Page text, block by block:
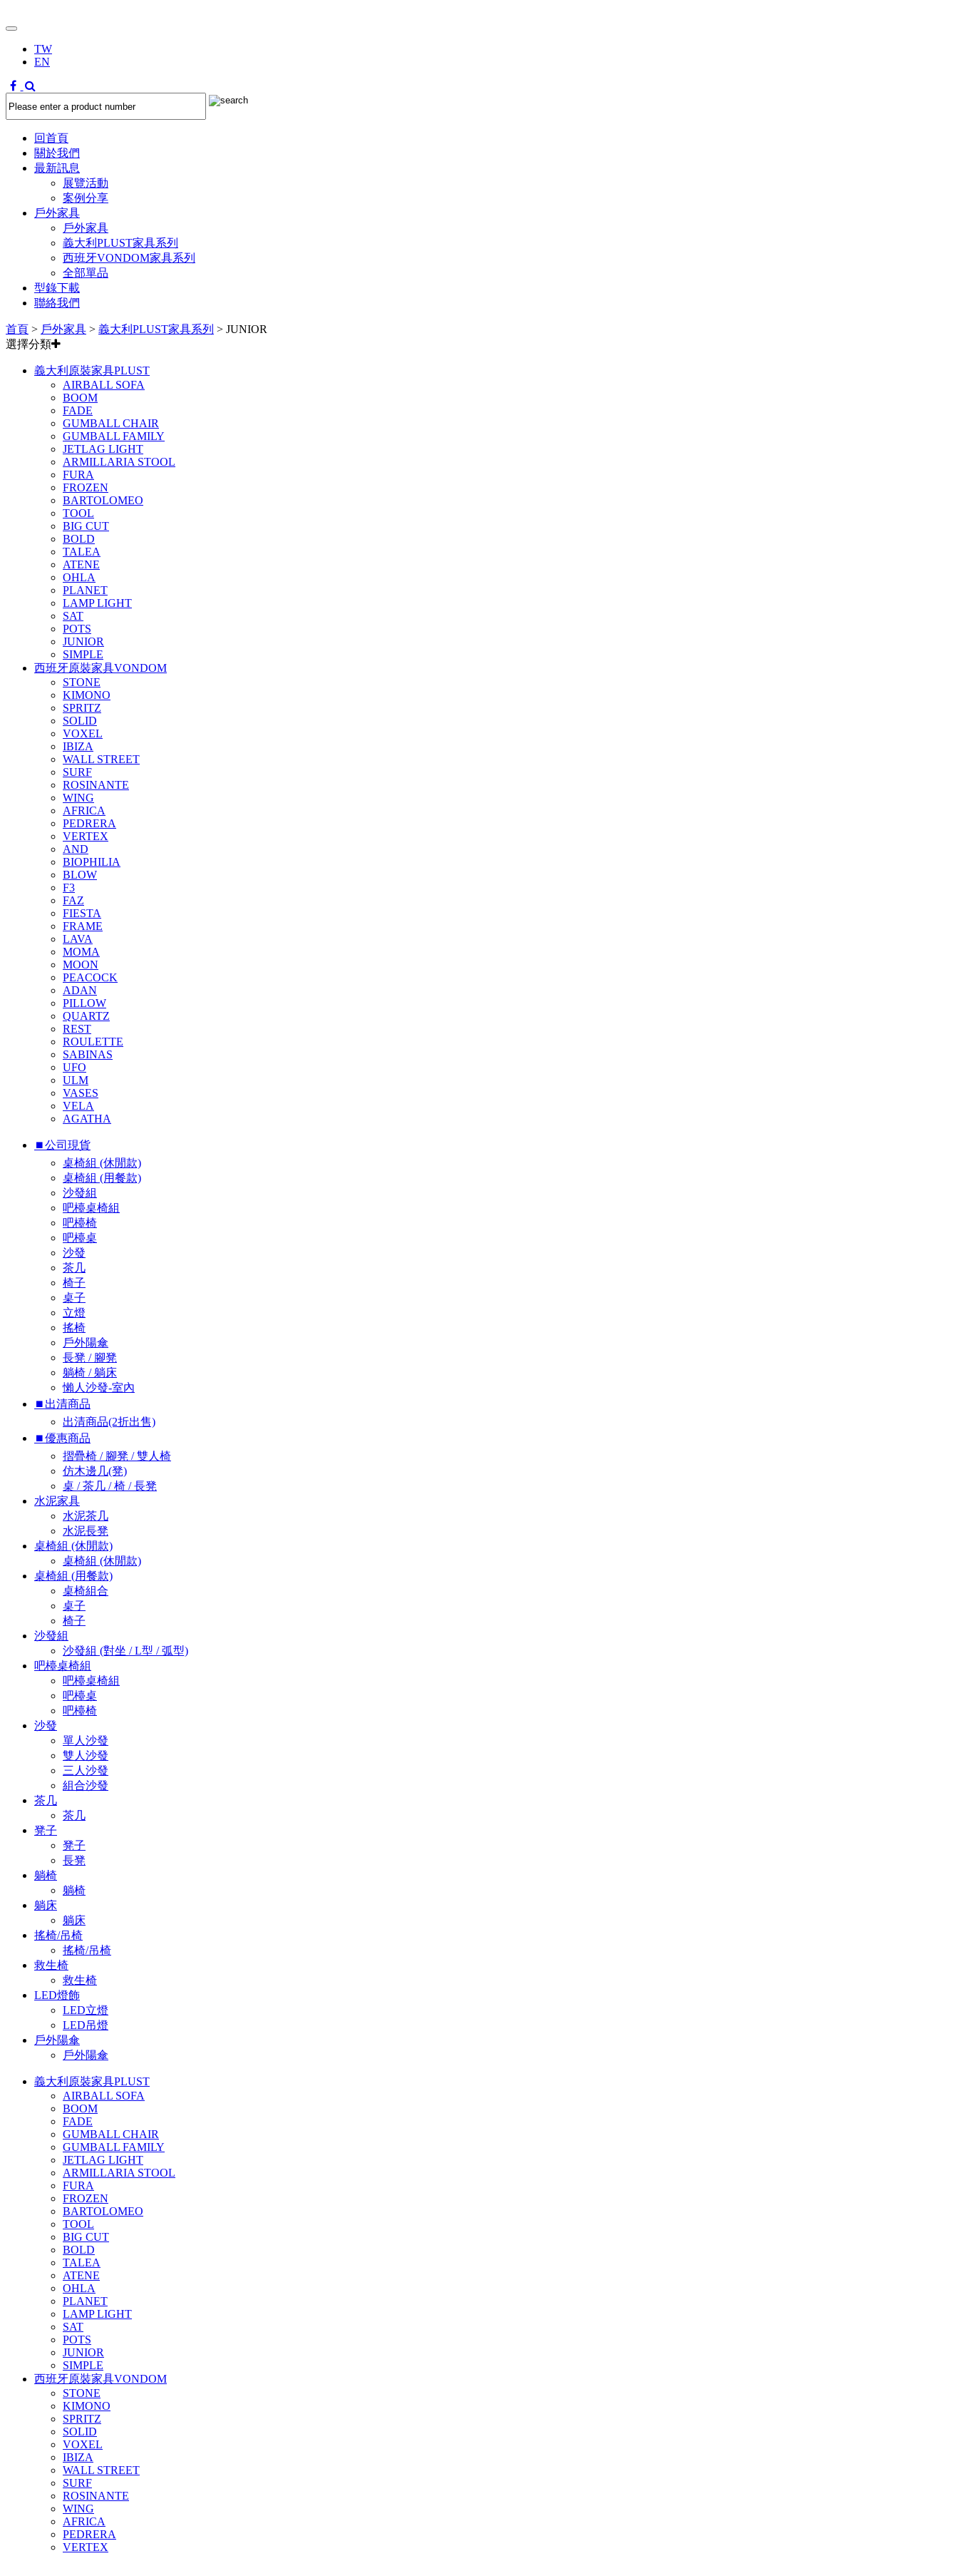
TW
EN
回首頁
關於我們
最新訊息
展覽活動
案例分享
戶外家具
戶外家具
義大利PLUST家具系列
西班牙VONDOM家具系列
全部單品
型錄下載
聯絡我們
首頁 > 戶外家具 > 義大利PLUST家具系列 > JUNIOR
選擇分類
義大利原裝家具PLUST
AIRBALL SOFA
BOOM
FADE
GUMBALL CHAIR
GUMBALL FAMILY
JETLAG LIGHT
ARMILLARIA STOOL
FURA
FROZEN
BARTOLOMEO
TOOL
BIG CUT
BOLD
TALEA
ATENE
OHLA
PLANET
LAMP LIGHT
SAT
POTS
JUNIOR
SIMPLE
西班牙原裝家具VONDOM
STONE
KIMONO
SPRITZ
SOLID
VOXEL
IBIZA
WALL STREET
SURF
ROSINANTE
WING
AFRICA
PEDRERA
VERTEX
AND
BIOPHILIA
BLOW
F3
FAZ
FIESTA
FRAME
LAVA
MOMA
MOON
PEACOCK
ADAN
PILLOW
QUARTZ
REST
ROULETTE
SABINAS
UFO
ULM
VASES
VELA
AGATHA
⏹︎公司現貨
桌椅組 (休閒款)
桌椅組 (用餐款)
沙發組
吧檯桌椅組
吧檯椅
吧檯桌
沙發
茶几
椅子
桌子
立燈
搖椅
戶外陽傘
長凳 / 腳凳
躺椅 / 躺床
懶人沙發-室內
⏹︎出清商品
出清商品(2折出售)
⏹︎優惠商品
摺疊椅 / 腳凳 / 雙人椅
仿木邊几(凳)
桌 / 茶几 / 椅 / 長凳
水泥家具
水泥茶几
水泥長凳
桌椅組 (休閒款)
桌椅組 (休閒款)
桌椅組 (用餐款)
桌椅組合
桌子
椅子
沙發組
沙發組 (對坐 / L型 / 弧型)
吧檯桌椅組
吧檯桌椅組
吧檯桌
吧檯椅
沙發
單人沙發
雙人沙發
三人沙發
組合沙發
茶几
茶几
凳子
凳子
長凳
躺椅
躺椅
躺床
躺床
搖椅/吊椅
搖椅/吊椅
救生椅
救生椅
LED燈飾
LED立燈
LED吊燈
戶外陽傘
戶外陽傘
義大利原裝家具PLUST
AIRBALL SOFA
BOOM
FADE
GUMBALL CHAIR
GUMBALL FAMILY
JETLAG LIGHT
ARMILLARIA STOOL
FURA
FROZEN
BARTOLOMEO
TOOL
BIG CUT
BOLD
TALEA
ATENE
OHLA
PLANET
LAMP LIGHT
SAT
POTS
JUNIOR
SIMPLE
西班牙原裝家具VONDOM
STONE
KIMONO
SPRITZ
SOLID
VOXEL
IBIZA
WALL STREET
SURF
ROSINANTE
WING
AFRICA
PEDRERA
VERTEX